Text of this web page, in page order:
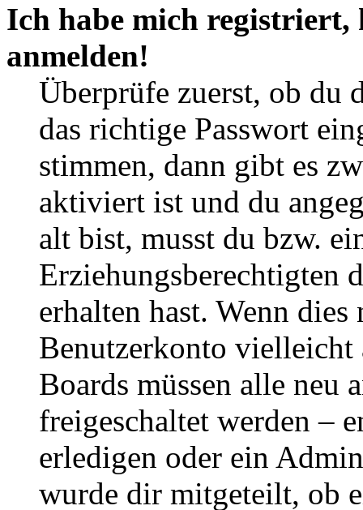
Ich habe mich
anmelden!
Überprüfe zuerst, ob du
das richtige Passwort
stimmen, dann gibt es
aktiviert ist und du
alt bist, musst du bzw.
Erziehungsberechtigten
erhalten hast. Wenn
Benutzerkonto
Boards müssen alle neu
freigeschaltet werden –
erledigen oder ein
wurde dir mitgeteilt, ob